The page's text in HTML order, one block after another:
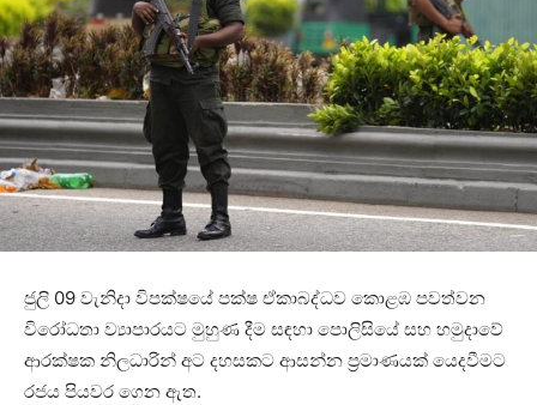
ජුලි 09 වැනිදා විපක්ෂයේ පක්ෂ ඒකාබද්ධව කොළඹ පවත්වන
විරෝධතා ව්‍යාපාරයට මුහුණ දීම සඳහා පොලිසියේ සහ හමුදාවේ
ආරක්ෂක නිලධාරින් අට දහසකට ආසන්න ප්‍රමාණයක් යෙදවීමට
රජය පියවර ගෙන ඇත.